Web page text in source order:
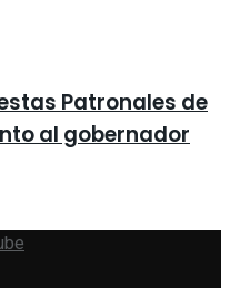
Patronales de
al gobernador